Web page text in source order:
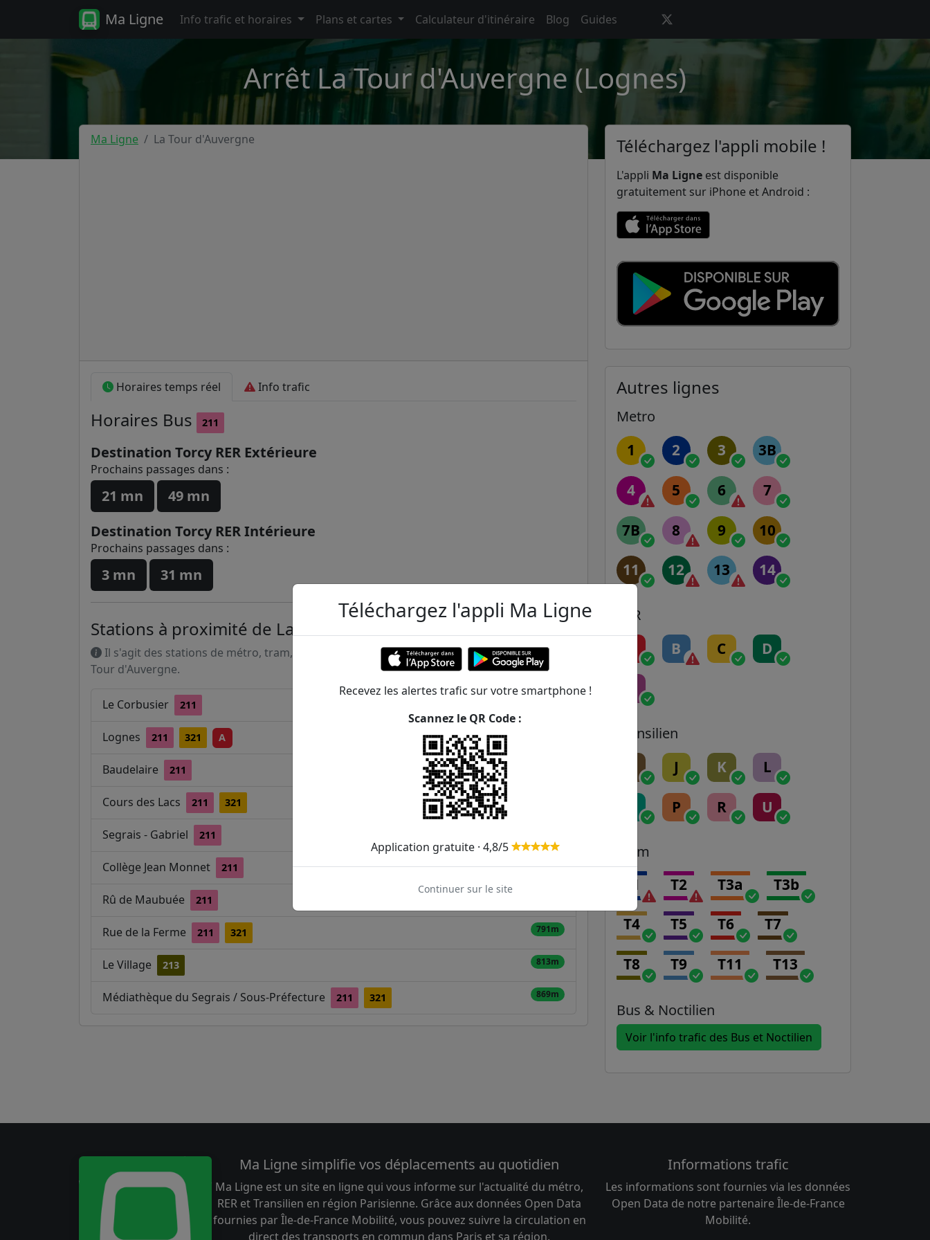
Ma Ligne Info trafic et horaires Plans et cartes Calculateur d'itinéraire Blog Guides
Arrêt La Tour d'Auvergne (Lognes)
Ma Ligne La Tour d'Auvergne
Horaires temps réel Info trafic
Horaires Bus 211
Destination Torcy RER Extérieure
Prochains passages dans :
21 mn
49 mn
Destination Torcy RER Intérieure
Prochains passages dans :
3 mn 31 mn
Stations à proximité de La Tour d'Auvergne
Il s'agit des stations de métro, tram, RER et transilien situées à moins de 1km de la gare La
Tour d'Auvergne.
Le Corbusier 211 193m
Lognes 211 321 A
Baudelaire 211
Cours des Lacs 211 321
Segrais - Gabriel 211
Collège Jean Monnet 211 703m
Rû de Maubuée 211
Rue de la Ferme 211 321 791m
Le Village 213 813m
Médiathèque du Segrais / Sous-Préfecture 211 321 869m
Téléchargez l'appli mobile !
L'appli Ma Ligne est disponible
gratuitement sur iPhone et Android :
Autres lignes
Metro
1 2 3 3B
4 5 6 7
7B 8 9 10
11 12 13 14
RER
B C D
Transilien
J K L
P R U
Tram
T1 T2 T3a T3b
T4 T5 T6 T7
T8 T9 T11 T13
Bus & Noctilien
Voir l'info trafic des Bus et Noctilien
Ma Ligne simplifie vos déplacements au quotidien
Ma Ligne est un site en ligne qui vous informe sur l'actualité du métro,
RER et Transilien en région Parisienne. Grâce aux données Open Data
fournies par Île-de-France Mobilité, vous pouvez suivre la circulation en
direct des transports en commun dans Paris et sa région.
Informations trafic
Les informations sont fournies via les données
Open Data de notre partenaire Île-de-France
Mobilité.
Téléchargez l'appli Ma Ligne
Recevez les alertes trafic sur votre smartphone !
Scannez le QR Code :
Application gratuite · 4,8/5
Continuer sur le site